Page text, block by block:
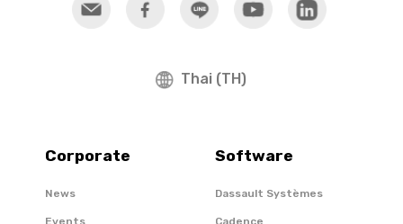
Thai (TH)
Corporate
News
Events
Software
Dassault Systèmes
Cadence